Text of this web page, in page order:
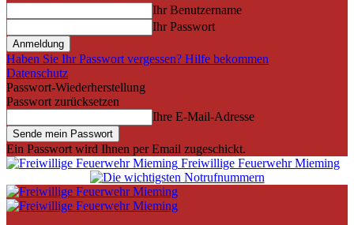
Ihr Benutzername
Ihr Passwort
Haben Sie Ihr Passwort vergessen? Hilfe bekommen
Datenschutz
Passwort-Wiederherstellung
Passwort zurücksetzen
Ihre E-Mail-Adresse
Ein Passwort wird Ihnen per Email zugeschickt.
Freiwillige Feuerwehr Mieming